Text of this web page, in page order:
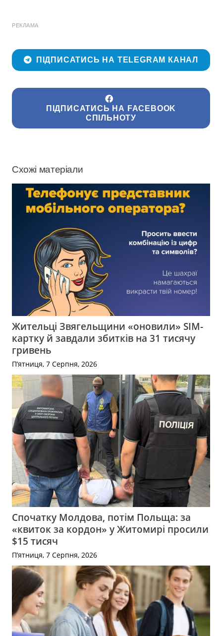
РЕКЛАМА
ПІДПИСАТИСЬ НА TELEGRAM КАНАЛ
ПІДПИСАТИСЬ НА FACEBOOK
СПІЛЬНОТУ
Схожі матеріали
Жительці Звягельщини «оновили» SIM-
картку й завдали збитків на 31 тисячу
гривень
П’ятниця, 7 Серпня, 2026
Спочатку Молдова, потім Польща: за
«квиток за кордон» у Житомирі просили
$15 тисяч
П’ятниця, 7 Серпня, 2026